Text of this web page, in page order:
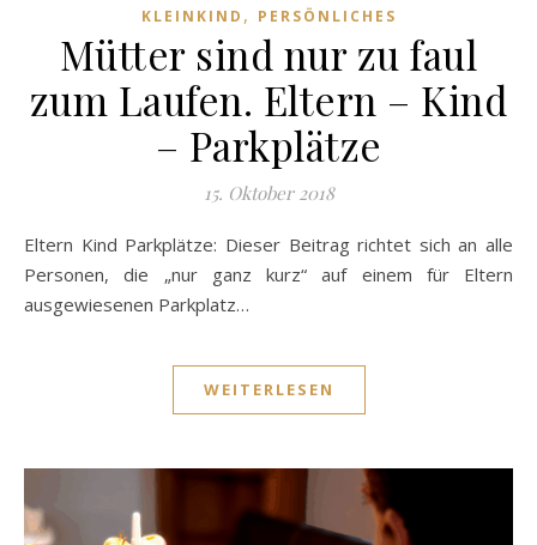
KLEINKIND , PERSÖNLICHES
Mütter sind nur zu faul
zum Laufen. Eltern – Kind
– Parkplätze
15. Oktober 2018
Eltern Kind Parkplätze: Dieser Beitrag richtet sich an alle
Personen, die „nur ganz kurz“ auf einem für Eltern
ausgewiesenen Parkplatz…
WEITERLESEN